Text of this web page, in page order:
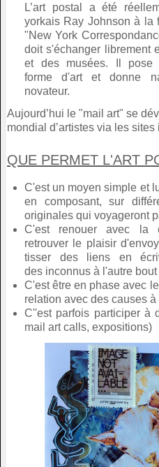
L’art postal a été
yorkais Ray Johnson à la
"New York
doit s'échanger librement
et des musées. Il
forme d'art et donne
novateur.
Aujourd’hui le "mail art" se
mondial d’artistes via les
QUE PERMET L'ART
C'est un moyen simple et
en composant, sur
originales qui voyageront
C'est renouer avec la
retrouver le plaisir
tisser des liens en
des inconnus à l'autre
C'est être en phase avec
relation avec des causes à
C''est parfois participer à
mail art calls, expositions)